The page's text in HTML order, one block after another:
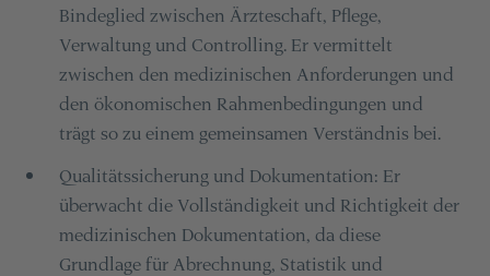
Bindeglied zwischen Ärzteschaft, Pflege,
Verwaltung und Controlling. Er vermittelt
zwischen den medizinischen Anforderungen und
den ökonomischen Rahmenbedingungen und
trägt so zu einem gemeinsamen Verständnis bei.
Qualitätssicherung und Dokumentation: Er
überwacht die Vollständigkeit und Richtigkeit der
medizinischen Dokumentation, da diese
Grundlage für Abrechnung, Statistik und